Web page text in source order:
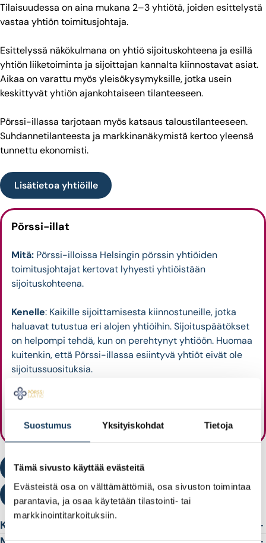
Suostumus Yksityiskohdat Tietoja
Tämä sivusto käyttää evästeitä
Evästeistä osa on välttämättömiä, osa sivuston toimintaa
parantavia, ja osaa käytetään tilastointi- tai
markkinointitarkoituksiin.
Tilaisuudessa on aina mukana 2–3 yhtiötä, joiden esittelystä
vastaa yhtiön toimitusjohtaja.
Esittelyssä näkökulmana on yhtiö sijoituskohteena ja esillä
yhtiön liiketoiminta ja sijoittajan kannalta kiinnostavat asiat.
Aikaa on varattu myös yleisökysymyksille, jotka usein
keskittyvät yhtiön ajankohtaiseen tilanteeseen.
Pörssi-illassa tarjotaan myös katsaus taloustilanteeseen.
Suhdannetilanteesta ja markkinanäkymistä kertoo yleensä
tunnettu ekonomisti.
Lisätietoa yhtiöille
Pörssi-illat
Mitä: Pörssi-illoissa Helsingin pörssin yhtiöiden
toimitusjohtajat kertovat lyhyesti yhtiöistään
sijoituskohteena.
Kenelle: Kaikille sijoittamisesta kiinnostuneille, jotka
haluavat tutustua eri alojen yhtiöihin. Sijoituspäätökset
on helpompi tehdä, kun on perehtynyt yhtiöön. Huomaa
kuitenkin, että Pörssi-illassa esiintyvä yhtiöt eivät ole
sijoitussuosituksia.
Muuta: Pörssi-illassa on mukana myös eturivin
markkinanäkymistä.
Katso tapahtumakalenterista tulevat Pörssi-illat
Tutustu Pörssi-iltojen tallenteisiin
Keille Pörssi-illat on tarkoitettu?
Tilaisuudet ovat avoimia kaikille. Pörssi-illat ovat myös